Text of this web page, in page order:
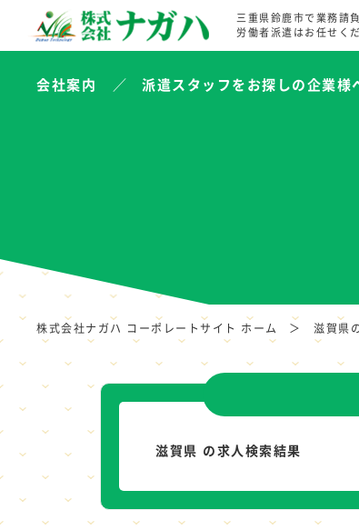
三重県鈴鹿市で業務請
労働者派遣はお任せく
会社案内 派遣スタッフをお探しの企業様
株式会社ナガハ コーポレートサイト ホーム 滋賀県
滋賀県 の求人検索結果